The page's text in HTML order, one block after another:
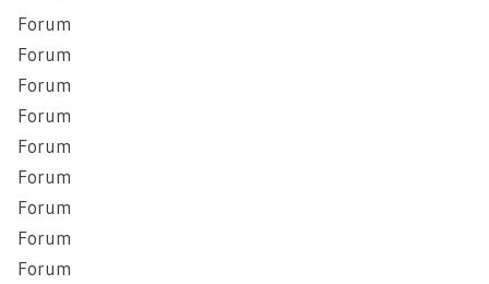
Forum
Forum
Forum
Forum
Forum
Forum
Forum
Forum
Forum